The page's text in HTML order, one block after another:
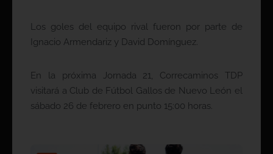
Los goles del equipo rival fueron por parte de
Ignacio Armendariz y David Domínguez.
En la próxima Jornada 21, Correcaminos TDP
visitará a Club de Fútbol Gallos de Nuevo León el
sábado 26 de febrero en punto 15:00 horas.